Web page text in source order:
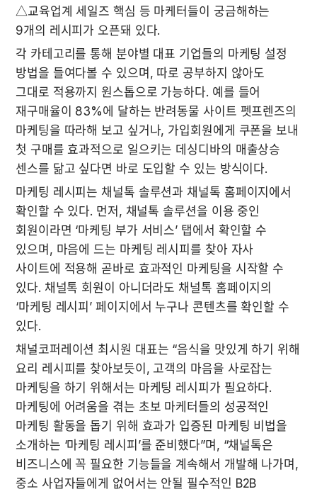
△교육업계 세일즈 핵심 등 마케터들이 궁금해하는
9개의 레시피가 오픈돼 있다.
각 카테고리를 통해 분야별 대표 기업들의 마케팅 설정
방법을 들여다볼 수 있으며, 따로 공부하지 않아도
그대로 적용까지 원스톱으로 가능하다. 예를 들어
재구매율이 83%에 달하는 반려동물 사이트 펫프렌즈의
마케팅을 따라해 보고 싶거나, 가입회원에게 쿠폰을 보내
첫 구매를 효과적으로 일으키는 데싱디바의 매출상승
센스를 닮고 싶다면 바로 도입할 수 있는 방식이다.
마케팅 레시피는 채널톡 솔루션과 채널톡 홈페이지에서
확인할 수 있다. 먼저, 채널톡 솔루션을 이용 중인
회원이라면 ‘마케팅 부가 서비스’ 탭에서 확인할 수
있으며, 마음에 드는 마케팅 레시피를 찾아 자사
사이트에 적용해 곧바로 효과적인 마케팅을 시작할 수
있다. 채널톡 회원이 아니더라도 채널톡 홈페이지의
‘마케팅 레시피’ 페이지에서 누구나 콘텐츠를 확인할 수
있다.
채널코퍼레이션 최시원 대표는 “음식을 맛있게 하기 위해
요리 레시피를 찾아보듯이, 고객의 마음을 사로잡는
마케팅을 하기 위해서는 마케팅 레시피가 필요하다.
마케팅에 어려움을 겪는 초보 마케터들의 성공적인
마케팅 활동을 돕기 위해 효과가 입증된 마케팅 비법을
소개하는 ‘마케팅 레시피’를 준비했다”며, “채널톡은
비즈니스에 꼭 필요한 기능들을 계속해서 개발해 나가며,
중소 사업자들에게 없어서는 안될 필수적인 B2B